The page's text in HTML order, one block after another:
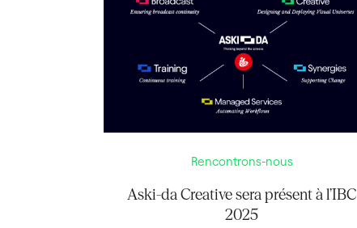
Rencontrons-nous
Aski-da Creative sera présent à l’IBC
2025